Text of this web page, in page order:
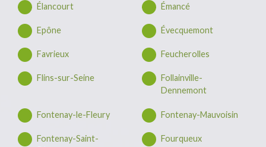
Élancourt Émancé
Epône Évecquemont
Favrieux Feucherolles
Flins-sur-Seine
Follainville-
Dennemont
Fontenay-le-Fleury Fontenay-Mauvoisin
Fontenay-Saint-
Fourqueux